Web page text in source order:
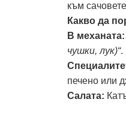
към
Какво да
В механата:
чушки, лук)“.
печено или
Салата: